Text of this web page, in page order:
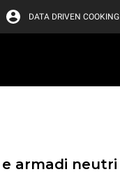
DATA DRIVEN COOKING
armadi neutri